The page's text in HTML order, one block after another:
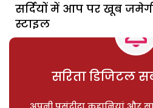
सर्दियों में आप पर खूब
स्टाइल
सरिता डिजिटल